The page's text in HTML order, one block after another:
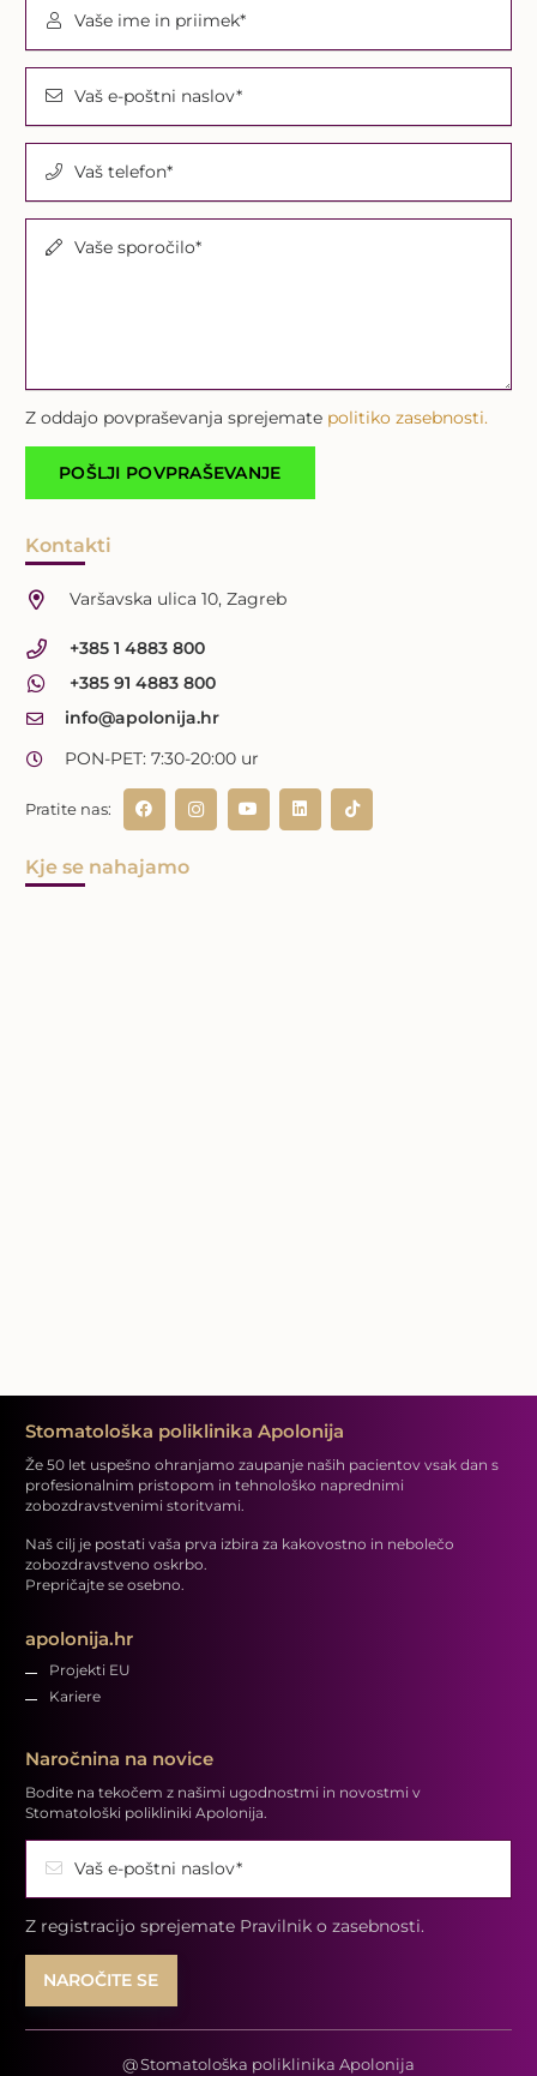
Vaše ime in priimek*
Vaš e-poštni naslov*
Vaš telefon*
Vaše sporočilo*
Z oddajo povpraševanja sprejemate politiko zasebnosti.
Kontakti
Varšavska ulica 10, Zagreb
+385 1 4883 800
+385 91 4883 800
info@apolonija.hr
PON-PET: 7:30-20:00 ur
Pratite nas:
Kje se nahajamo
Stomatološka poliklinika Apolonija
Že 50 let uspešno ohranjamo zaupanje naših pacientov vsak dan s
profesionalnim pristopom in tehnološko naprednimi
zobozdravstvenimi storitvami.
Naš cilj je postati vaša prva izbira za kakovostno in nebolečo
zobozdravstveno oskrbo.
Prepričajte se osebno.
apolonija.hr
Projekti EU
Kariere
Naročnina na novice
Bodite na tekočem z našimi ugodnostmi in novostmi v
Stomatološki polikliniki Apolonija.
Vaš e-poštni naslov*
Z registracijo sprejemate Pravilnik o zasebnosti.
@Stomatološka poliklinika Apolonija